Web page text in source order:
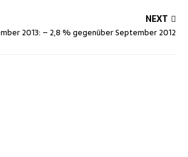
NEXT
2013: – 2,8 % gegen­über Septem­ber 2012